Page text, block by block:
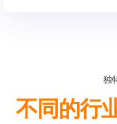
独
不同的行